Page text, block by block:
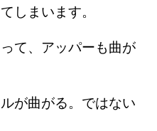
しまいます。
て、アッパーも曲が
が曲がる。ではない